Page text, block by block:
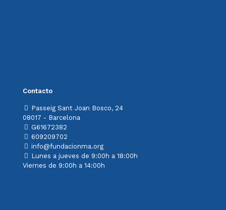
Contacto
Passeig Sant Joan Bosco, 24
08017 - Barcelona
G61672382
609209702
info@fundacionma.org
Lunes a jueves de 9:00h a 18:00h
Viernes de 9:00h a 14:00h